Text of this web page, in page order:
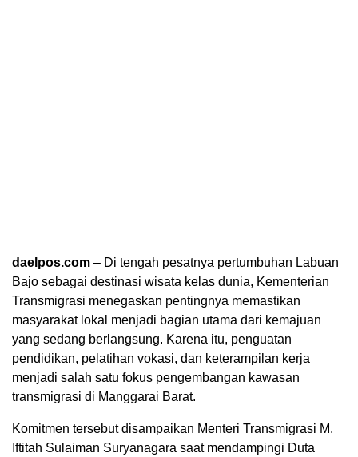
daelpos.com – Di tengah pesatnya pertumbuhan Labuan
Bajo sebagai destinasi wisata kelas dunia, Kementerian
Transmigrasi menegaskan pentingnya memastikan
masyarakat lokal menjadi bagian utama dari kemajuan
yang sedang berlangsung. Karena itu, penguatan
pendidikan, pelatihan vokasi, dan keterampilan kerja
menjadi salah satu fokus pengembangan kawasan
transmigrasi di Manggarai Barat.
Komitmen tersebut disampaikan Menteri Transmigrasi M.
Iftitah Sulaiman Suryanagara saat mendampingi Duta